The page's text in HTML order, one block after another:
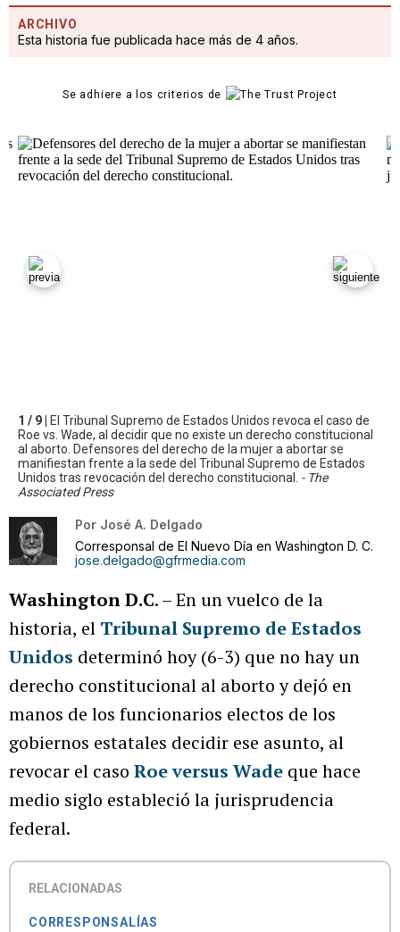
ARCHIVO
Esta historia fue publicada hace más de 4 años.
Se adhiere a los criterios de
1 / 9 |
El Tribunal Supremo de Estados Unidos revoca el caso de
Roe vs. Wade, al decidir que no existe un derecho constitucional
al aborto. Defensores del derecho de la mujer a abortar se
manifiestan frente a la sede del Tribunal Supremo de Estados
Unidos tras revocación del derecho constitucional.
- The
Associated Press
Por José A. Delgado
Corresponsal de El Nuevo Día en Washington D. C.
jose.delgado@gfrmedia.com
Washington D.C. – En un vuelco de la
historia, el Tribunal Supremo de Estados
Unidos determinó hoy (6-3) que no hay un
derecho constitucional al aborto y dejó en
manos de los funcionarios electos de los
gobiernos estatales decidir ese asunto, al
revocar el caso Roe versus Wade que hace
medio siglo estableció la jurisprudencia
federal.
RELACIONADAS
CORRESPONSALÍAS